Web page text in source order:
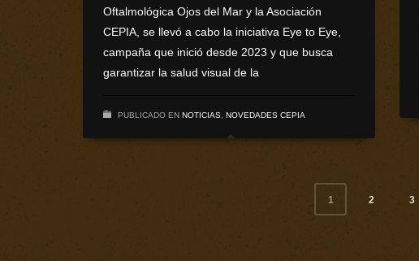
Oftalmológica Ojos del Mar y la Asociación
CEPIA, se llevó a cabo la iniciativa Eye to Eye,
campaña que inició desde 2023 y que busca
garantizar la salud visual de la
PUBLICADO EN NOTICIAS NOVEDADES CEPIA
1 2 3